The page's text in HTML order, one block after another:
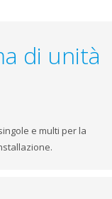
di unità
e multi per la